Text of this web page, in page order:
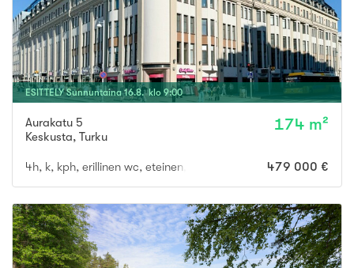
ESITTELY Sunnuntaina 16.8. klo 9:00
Aurakatu 5
Keskusta, Turku
174 m²
4h, k, kph, erillinen wc, eteinen, p 479 000 €